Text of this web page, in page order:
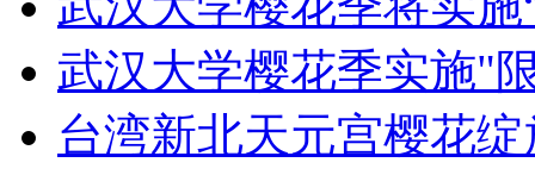
武汉大学樱花季实施"
台湾新北天元宫樱花